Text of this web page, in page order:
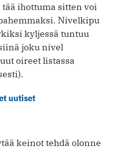
ihottuma sitten voi
Nivelkipu
kyljessä tuntuu
joku nivel
oireet listassa
uutiset
keinot tehdä olonne